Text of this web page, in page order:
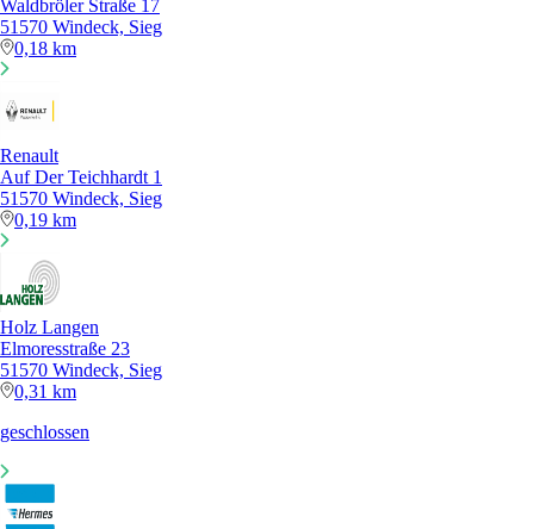
Waldbröler Straße 17
51570 Windeck, Sieg
0,18 km
Renault
Auf Der Teichhardt 1
51570 Windeck, Sieg
0,19 km
Holz Langen
Elmoresstraße 23
51570 Windeck, Sieg
0,31 km
geschlossen